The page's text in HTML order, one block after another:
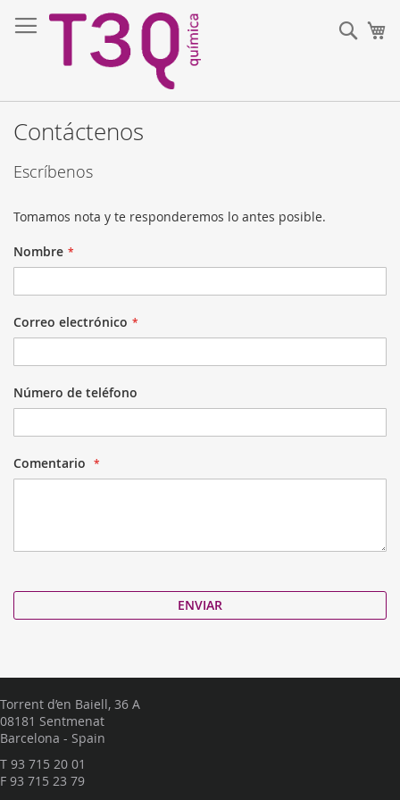
al
Contáctenos
Escríbenos
Tomamos nota y te responderemos lo antes posible.
Nombre
Correo electrónico
Número de teléfono
Comentario
ENVIAR
Torrent d’en Baiell, 36 A
08181 Sentmenat
Barcelona - Spain
T 93 715 20 01
F 93 715 23 79